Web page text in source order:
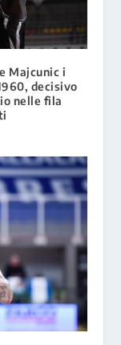
Majcunic i
decisivo
nelle fila